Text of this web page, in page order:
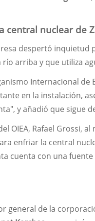
central nuclear de
despertó
río arriba y que utiliza
Internacional de
en la instalación,
y añadió que sigue
OIEA, Rafael Grossi,
enfriar la central
cuenta con una
general de la